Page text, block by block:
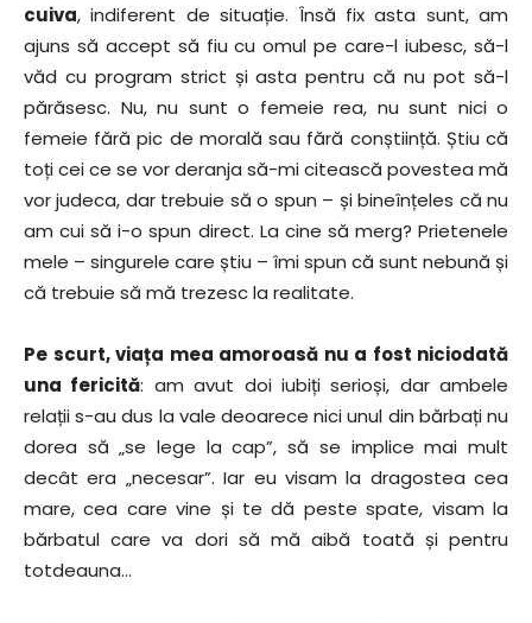
cuiva, indiferent de situație. Însă fix asta sunt, am
ajuns să accept să fiu cu omul pe care-l iubesc, să-l
văd cu program strict și asta pentru că nu pot să-l
părăsesc. Nu, nu sunt o femeie rea, nu sunt nici o
femeie fără pic de morală sau fără conștiință. Știu că
toți cei ce se vor deranja să-mi citească povestea mă
vor judeca, dar trebuie să o spun – și bineînțeles că nu
am cui să i-o spun direct. La cine să merg? Prietenele
mele – singurele care știu – îmi spun că sunt nebună și
că trebuie să mă trezesc la realitate.
Pe scurt, viața mea amoroasă nu a fost niciodată
una fericită: am avut doi iubiți serioși, dar ambele
relații s-au dus la vale deoarece nici unul din bărbați nu
dorea să „se lege la cap”, să se implice mai mult
decât era „necesar”. Iar eu visam la dragostea cea
mare, cea care vine și te dă peste spate, visam la
bărbatul care va dori să mă aibă toată și pentru
totdeauna…